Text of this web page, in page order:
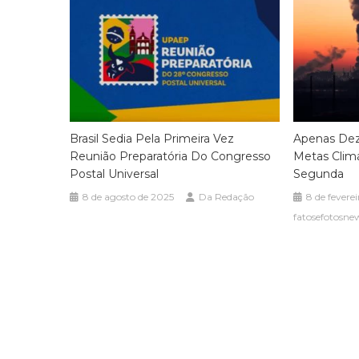
Brasil Sedia Pela Primeira Vez
Reunião Preparatória Do Congresso
Postal Universal
8 de agosto de 2025 Da Redação
Apenas
Metas
Segunda
8 de